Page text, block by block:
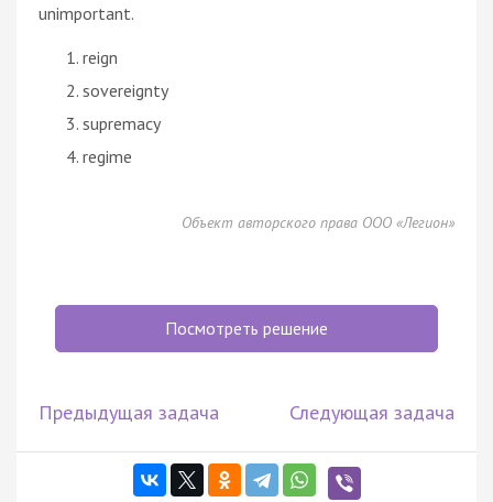
unimportant.
reign
sovereignty
supremacy
regime
Объект авторского права ООО «Легион»
Посмотреть решение
Предыдущая задача Следующая задача